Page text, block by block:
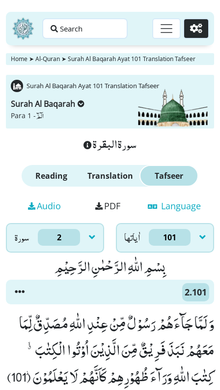
Search Go
Home ➤ Al-Quran ➤ Surah Al Baqarah Ayat 101 Translation Tafseer
Surah Al Baqarah Ayat 101 Translation Tafseer
Surah Al Baqarah
Para 1 -الٓمّٓ
سورة البقرة
Reading Translation Tafseer
Audio PDF Language
سورۃ 2 اٰياتها 101
بِسْمِ اللّٰهِ الرَّحْمٰنِ الرَّحِیْمِ
2.101
وَ لَمَّا جَآءَهُمْ رَسُوْلٌ مِّنْ عِنْدِ اللّٰهِ مُصَدِّقٌ لِّمَا
مَعَهُمْ نَبَذَ فَرِیْقٌ مِّنَ الَّذِیْنَ اُوْتُوا الْكِتٰبَۗۙ-
كِتٰبَ اللّٰهِ وَرَآءَ ظُهُوْرِهِمْ كَاَنَّهُمْ لَا یَعْلَمُوْنَ٘ (101)